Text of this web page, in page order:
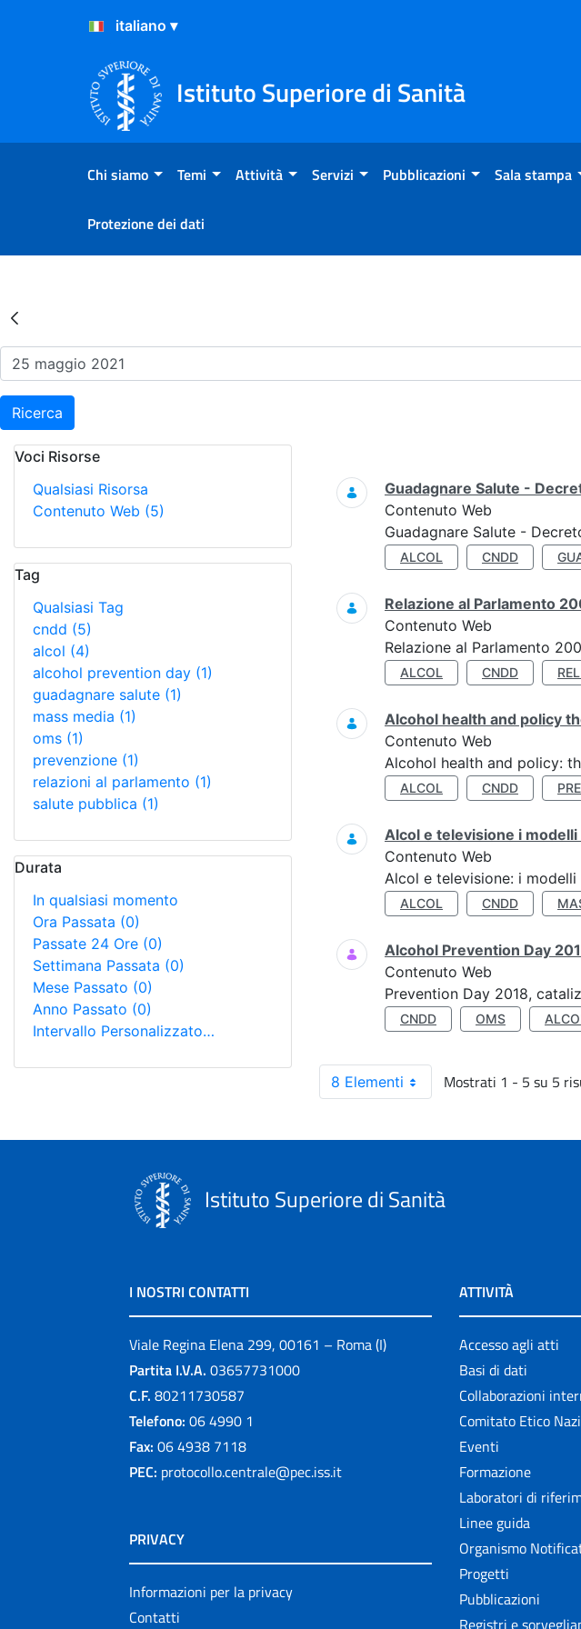
Salta al Contenuto
Salta al Footer
Istituto Superiore di Sanità
Chi siamo Temi Attività Servizi Pubblicazioni Sala stampa
Protezione dei dati
Risultati della Ricerca - Eventi
Ricerca
Voci Risorse
Qualsiasi Risorsa
Contenuto Web (5)
Tag
Qualsiasi Tag
cndd (5)
alcol (4)
alcohol prevention day (1)
guadagnare salute (1)
mass media (1)
oms (1)
prevenzione (1)
relazioni al parlamento (1)
salute pubblica (1)
Durata
In qualsiasi momento
Ora Passata (0)
Passate 24 Ore (0)
Settimana Passata (0)
Mese Passato (0)
Anno Passato (0)
Intervallo Personalizzato…
Ricerca
Guadagnare Salute -
Contenuto Web
Guadagnare Salute -
ALCOL CNDD
Relazione al Parlamento
Contenuto Web
Relazione al Parlamento
ALCOL CNDD
Alcohol health and policy
Contenuto Web
Alcohol health and policy:
ALCOL CNDD
Alcol e televisione i
Contenuto Web
Alcol e televisione: i
ALCOL CNDD
Alcohol Prevention Day
Contenuto Web
Prevention Day 2018,
CNDD OMS
8 Elementi Mostrati 1 - 5 su 5
Istituto Superiore di Sanità
I NOSTRI CONTATTI
Viale Regina Elena 299, 00161 – Roma (I)
Partita I.V.A. 03657731000
C.F. 80211730587
Telefono: 06 4990 1
Fax: 06 4938 7118
PEC: protocollo.centrale@pec.iss.it
PRIVACY
Informazioni per la privacy
Contatti
ATTIVITÀ
Accesso agli atti
Basi di dati
Collaborazioni
Comitato Etico
Eventi
Formazione
Laboratori di
Linee guida
Organismo
Progetti
Pubblicazioni
Registri e